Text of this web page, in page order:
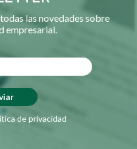
las novedades sobre
empresarial.
de privacidad